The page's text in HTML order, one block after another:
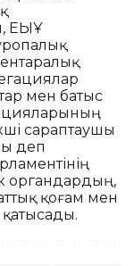
ЕҚЫҰ
мен батыс
сараптаушы
деп
органдардың,
қоғам мен